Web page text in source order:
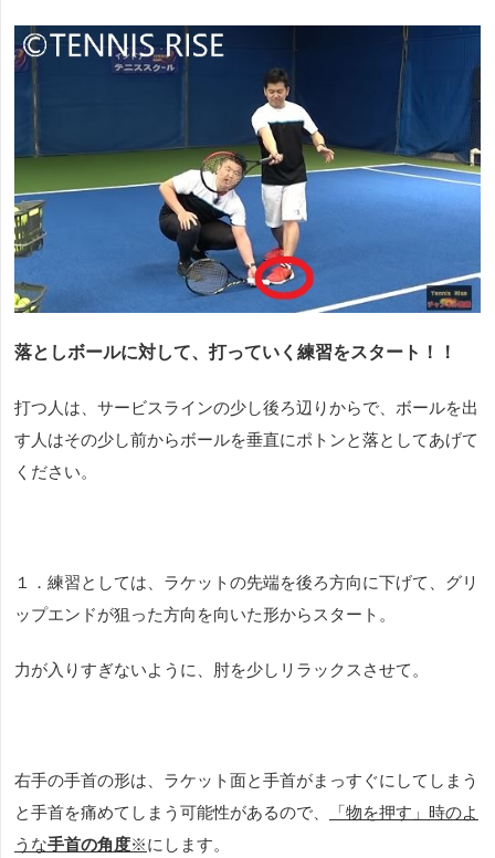
落としボールに対して、打っていく練習をスタート！！
打つ人は、サービスラインの少し後ろ辺りからで、ボールを出
す人はその少し前からボールを垂直にポトンと落としてあげて
ください。
１．練習としては、ラケットの先端を後ろ方向に下げて、グリ
ップエンドが狙った方向を向いた形からスタート。
力が入りすぎないように、肘を少しリラックスさせて。
右手の手首の形は、ラケット面と手首がまっすぐにしてしまう
と手首を痛めてしまう可能性があるので、
「物を押す」時のよ
うな手首の角度※にします。